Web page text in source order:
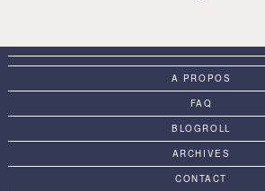
A PROPOS
FAQ
BLOGROLL
ARCHIVES
CONTACT